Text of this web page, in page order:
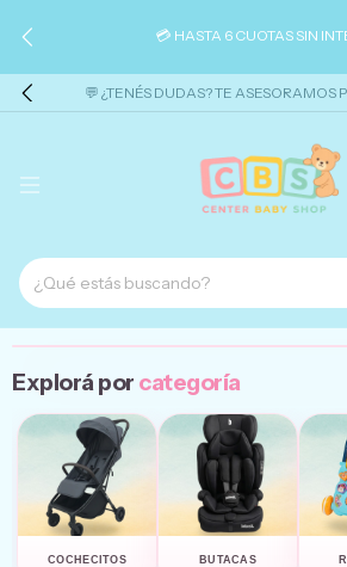
💳 HASTA 6 CUOTAS SIN
💬 ¿TENÉS DUDAS? TE ASESORAMOS
Explorá por categoría
COCHECITOS BUTACAS